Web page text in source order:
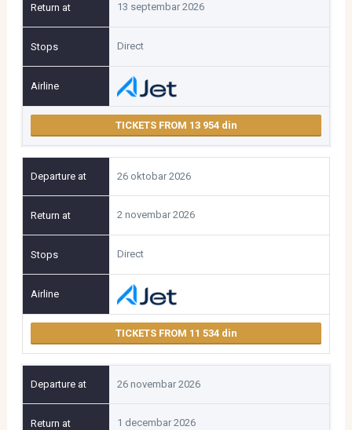
13 septembar 2026
Direct
TICKETS FROM 13 954
26 oktobar 2026
2 novembar 2026
Direct
TICKETS FROM 11 534
26 novembar 2026
1 decembar 2026